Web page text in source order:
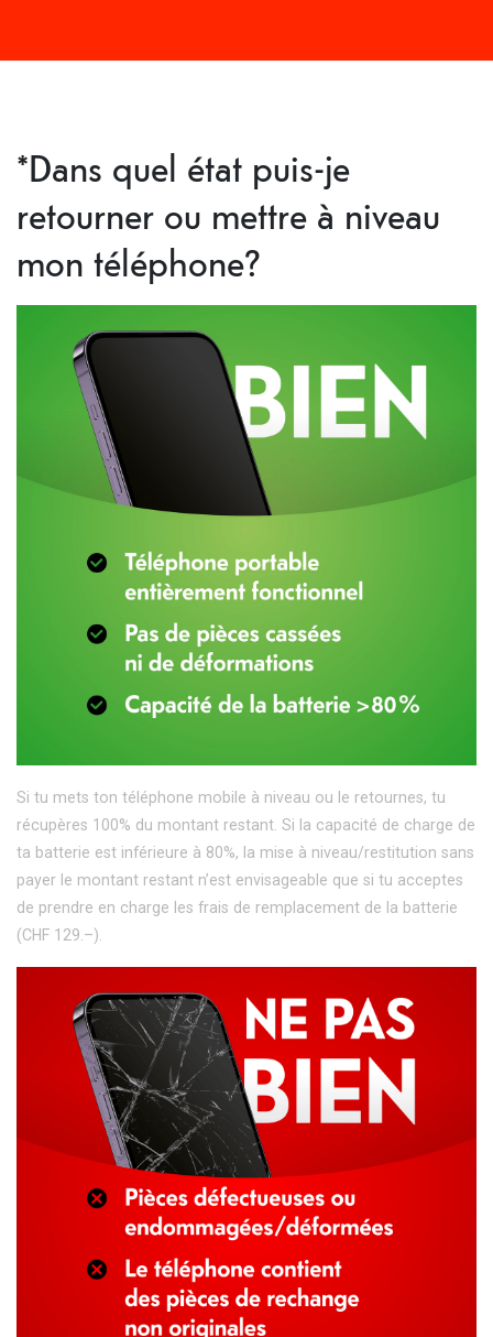
*Dans quel état puis-je
retourner ou mettre à niveau
mon téléphone?
Si tu mets ton téléphone mobile à niveau ou le retournes, tu
récupères 100% du montant restant. Si la capacité de charge de
ta batterie est inférieure à 80%, la mise à niveau/restitution sans
payer le montant restant n’est envisageable que si tu acceptes
de prendre en charge les frais de remplacement de la batterie
(CHF 129.–).